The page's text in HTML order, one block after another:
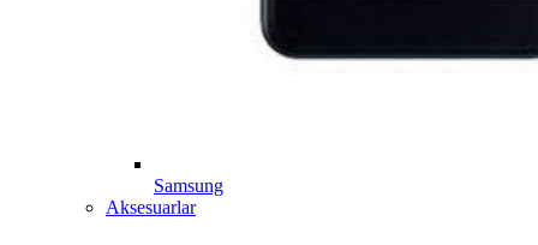
Samsung
Aksesuarlar